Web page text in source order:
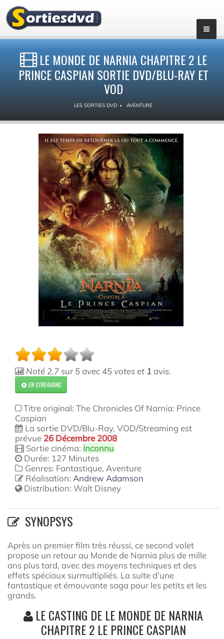
LE MONDE DE NARNIA CHAPITRE 2 LE
PRINCE CASPIAN SORTIE DVD/BLU-RAY ET
VOD
LES SORTIES DVD AVENTURE
Noté 2.7sur5 avec45votes et 1 avis.
EN STREAMING
Titre original: The Chronicles Of Narnia: Prince
Caspian
La sortie DVD/Blu-Ray, VOD/Streaming est
prévue 26 Décembre 2008
Sortie cinéma: inconnu
Durée: 127 Minutes
Genres: Fantastique, Aventure
Réalisation: Andrew Adamson
Distribution: Walt Disney
SYNOPSYS
Après un premier film très réussi, ce second volet
propose un retour au Monde de Narnia plus de mille
ans plus tard, avec des moyens techniques et des
effets spéciaux surmultipliés. La suite d’une
fantastique et émouvante saga pour les petits et les
grands.
LE CASTING DE LE MONDE DE NARNIA
CHAPITRE 2 LE PRINCE CASPIAN